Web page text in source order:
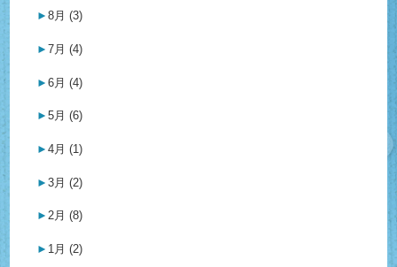
► 8月 (3)
► 7月 (4)
► 6月 (4)
► 5月 (6)
► 4月 (1)
► 3月 (2)
► 2月 (8)
► 1月 (2)